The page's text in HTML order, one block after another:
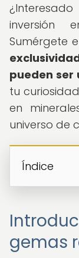
inversión
Sumérgete
pueden ser
tu
en
universo de
Índice
gemas